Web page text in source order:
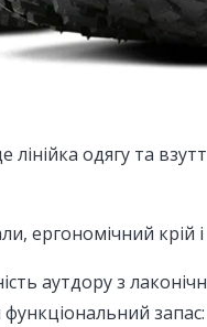
лінійка одягу та
ергономічний
аутдору з
запас: